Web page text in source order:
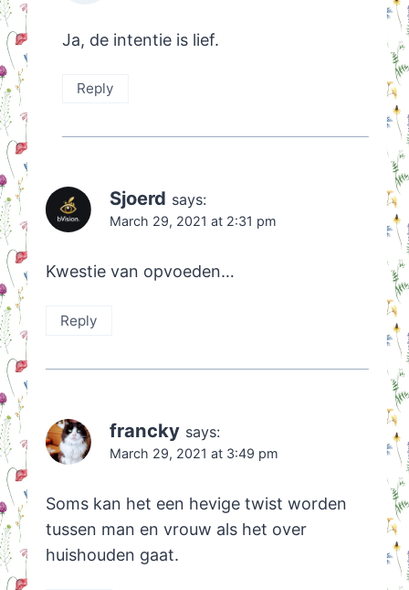
Ja, de intentie is lief.
Reply
Sjoerd says:
March 29, 2021 at 2:31 pm
Kwestie van opvoeden…
Reply
francky says:
March 29, 2021 at 3:49 pm
Soms kan het een hevige twist worden
tussen man en vrouw als het over
huishouden gaat.